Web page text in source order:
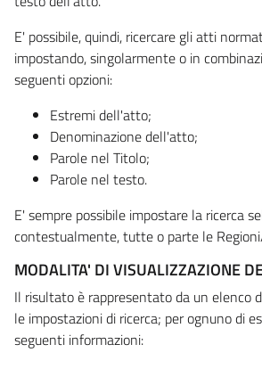
E' possibile, quindi, ricercare gli atti
impostando, singolarmente o in
seguenti opzioni:
Estremi dell'atto;
Denominazione dell'atto;
Parole nel Titolo;
Parole nel testo.
E' sempre possibile impostare la ricerca
contestualmente, tutte o parte le
MODALITA' DI VISUALIZZAZIONE
Il risultato è rappresentato da un elenco
le impostazioni di ricerca; per ognuno di
seguenti informazioni: